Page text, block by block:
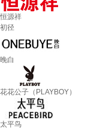
恒源祥
初径
晚白
花花公子（PLAYBOY）
太平鸟